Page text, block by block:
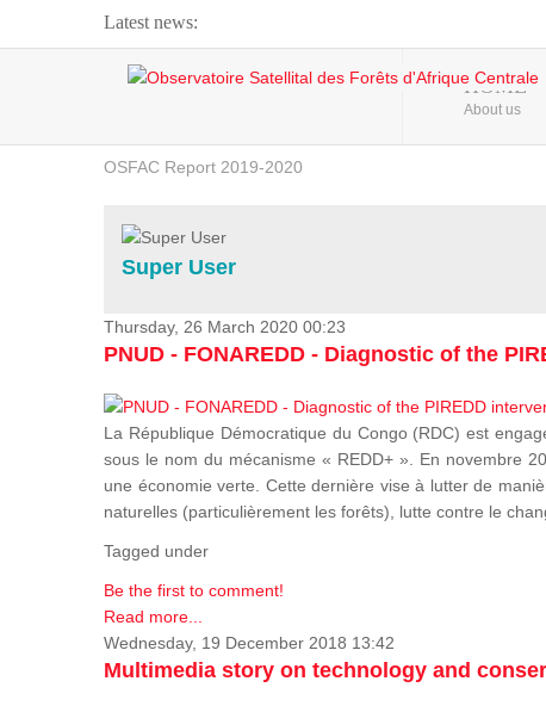
Latest news:
Webinar about Large Scale Monitoring and Land ...
OSFAC Video - Addressing climate change from the ...
OSFAC Report 2019-2020
Flooding and Erosion in Kinshasa - Open Cities ...
HOME
About us
Super User
Thursday, 26 March 2020 00:23
PNUD - FONAREDD - Diagnostic of the
La République Démocratique du Congo (RDC) est
sous le nom du mécanisme « REDD+ ». En novembre
une économie verte. Cette dernière vise à lutter de
naturelles (particulièrement les forêts), lutte contre le
Tagged under
Be the first to comment!
Read more...
Wednesday, 19 December 2018 13:42
Multimedia story on technology and